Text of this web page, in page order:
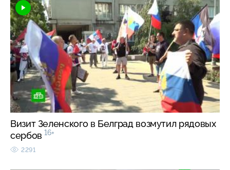
Визит Зеленского в Белград возмутил рядовых
сербов 16+
2291